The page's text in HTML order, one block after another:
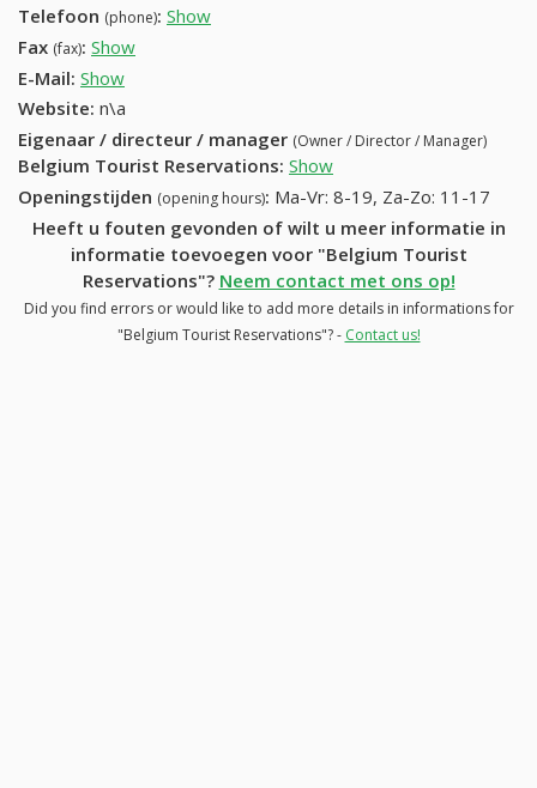
Telefoon (phone): Show
Fax (fax): Show
E-Mail: Show
Website: n\a
Eigenaar / directeur / manager (Owner / Director / Manager)
Belgium Tourist Reservations: Show
Openingstijden (opening hours): Ma-Vr: 8-19, Za-Zo: 11-17
Heeft u fouten gevonden of wilt u meer informatie in
informatie toevoegen voor "Belgium Tourist
Reservations"? Neem contact met ons op!
Did you find errors or would like to add more details in informations for
"Belgium Tourist Reservations"? - Contact us!